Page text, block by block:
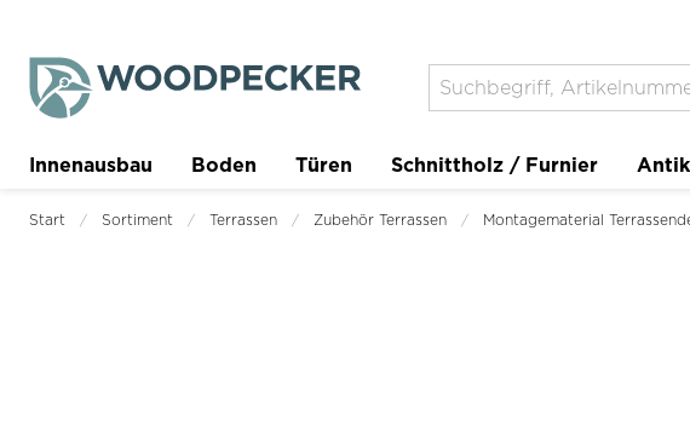
Innenausbau Boden Türen Schnittholz / Furnier
Trockenbau Planer
Start Sortiment Terrassen Zubehör Terrassen Montagematerial